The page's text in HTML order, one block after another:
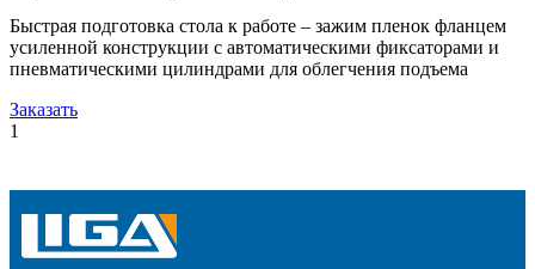
Быстрая подготовка стола к работе – зажим пленок фланцем
усиленной конструкции с автоматическими фиксаторами и
пневматическими цилиндрами для облегчения подъема
Заказать
1